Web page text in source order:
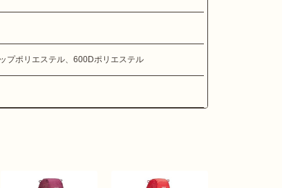
プポリエステル、600Dポリエステル